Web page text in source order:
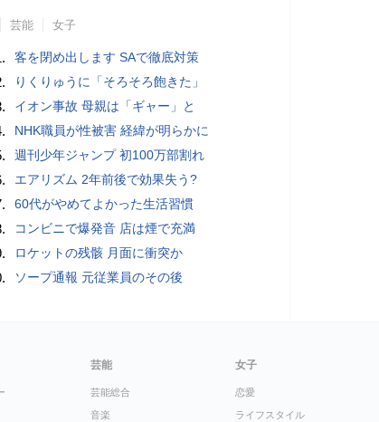
芸能 女子
客を閉め出します SAで徹底対策
りくりゅうに「そろそろ飽きた」
イオン事故 母親は「ギャー」と
NHK職員が性被害 経緯が明らかに
週刊少年ジャンプ 初100万部割れ
エアリズム 2年前後で効果失う?
60代がやめてよかった生活習慣
コンビニで爆発音 店は煙で充満
ロケットの残骸 月面に衝突か
ソープ通報 元従業員のその後
芸能
芸能総合
音楽
女子
恋愛
ライフスタイル